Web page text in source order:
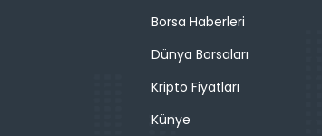
Borsa Haberleri
Dünya Borsaları
Kripto Fiyatları
Künye